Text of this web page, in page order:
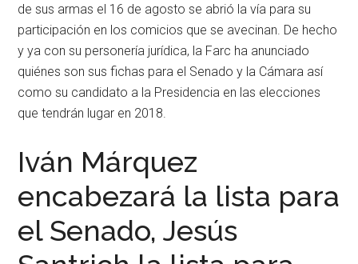
de sus armas el 16 de agosto se abrió la vía para su
participación en los comicios que se avecinan. De hecho
y ya con su personería jurídica, la Farc ha anunciado
quiénes son sus fichas para el Senado y la Cámara así
como su candidato a la Presidencia en las elecciones
que tendrán lugar en 2018.
Iván Márquez
encabezará la lista para
el Senado, Jesús